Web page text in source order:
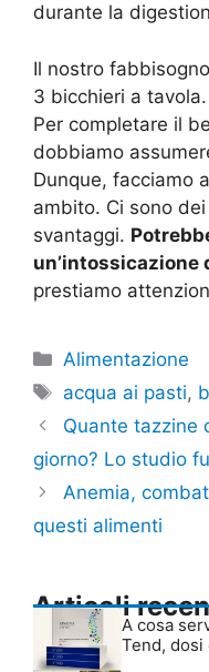
durante la
Il nostro
3 bicchieri a
Per completare il
dobbiamo
Dunque, facciamo
ambito. Ci sono
svantaggi.
un’intossicazione
prestiamo
Categorie
Alimentazione
Tag
acqua ai pasti,
Quante tazzine
giorno? Lo studio
Anemia,
questi alimenti
Articoli
A cosa
Tend, dosi